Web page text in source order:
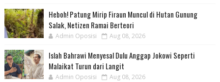
Heboh! Patung Mirip Firaun Muncul di Hutan Gunung
Salak, Netizen Ramai Berteori
Admin Oposisi Aug 08, 2026
Islah Bahrawi Menyesal Dulu Anggap Jokowi Seperti
Malaikat Turun dari Langit
Admin Oposisi Aug 08, 2026